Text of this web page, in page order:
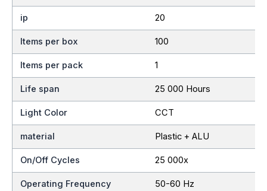
ip 20
Items per box 100
Items per pack 1
Life span 25 000 Hours
Light Color CCT
material Plastic + ALU
On/Off Cycles 25 000x
Operating Frequency 50-60 Hz